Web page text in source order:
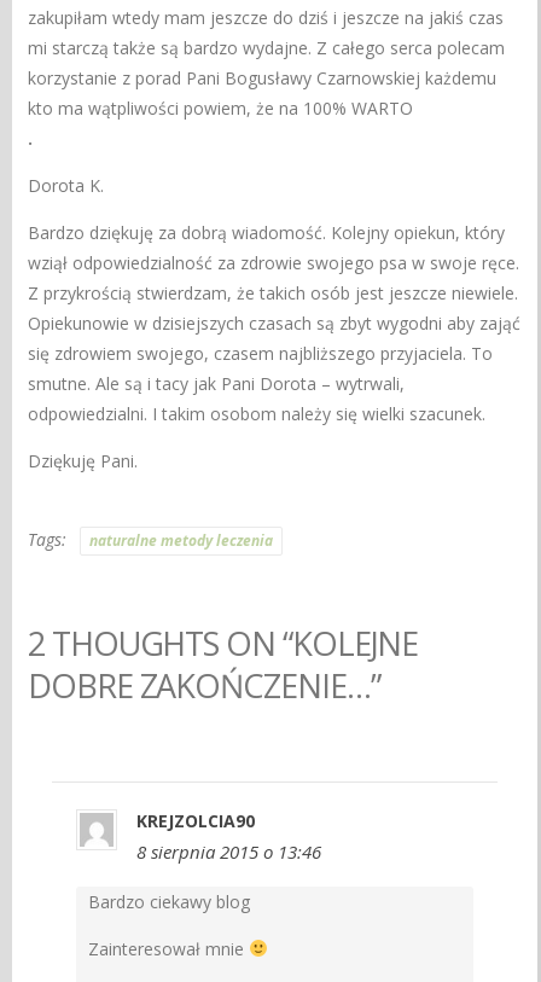
zakupiłam wtedy mam jeszcze do dziś i jeszcze na jakiś czas
mi starczą także są bardzo wydajne. Z całego serca polecam
korzystanie z porad Pani Bogusławy Czarnowskiej każdemu
kto ma wątpliwości powiem, że na 100% WARTO
.
Dorota K.
Bardzo dziękuję za dobrą wiadomość. Kolejny opiekun, który
wziął odpowiedzialność za zdrowie swojego psa w swoje ręce.
Z przykrością stwierdzam, że takich osób jest jeszcze niewiele.
Opiekunowie w dzisiejszych czasach są zbyt wygodni aby zająć
się zdrowiem swojego, czasem najbliższego przyjaciela. To
smutne. Ale są i tacy jak Pani Dorota – wytrwali,
odpowiedzialni. I takim osobom należy się wielki szacunek.
Dziękuję Pani.
Tags: naturalne metody leczenia
2 THOUGHTS ON “KOLEJNE
DOBRE ZAKOŃCZENIE…”
KREJZOLCIA90
8 sierpnia 2015 o 13:46
Bardzo ciekawy blog
Zainteresował mnie